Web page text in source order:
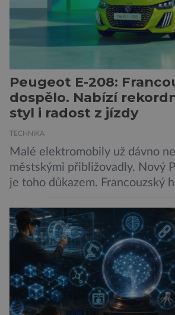
kybernetické útoky […]
Peugeot E-208:
dospělo. Nabízí
styl i radost z jízdy
TECHNIKA
Malé elektromobily už dávno
městskými přibližovadly. Nový
je toho důkazem. Francouzský
dojezd a modernější
ukazuje, že i kompaktní
autem, se kterým bez obav
města Peugeot se u modelu
černého už […]